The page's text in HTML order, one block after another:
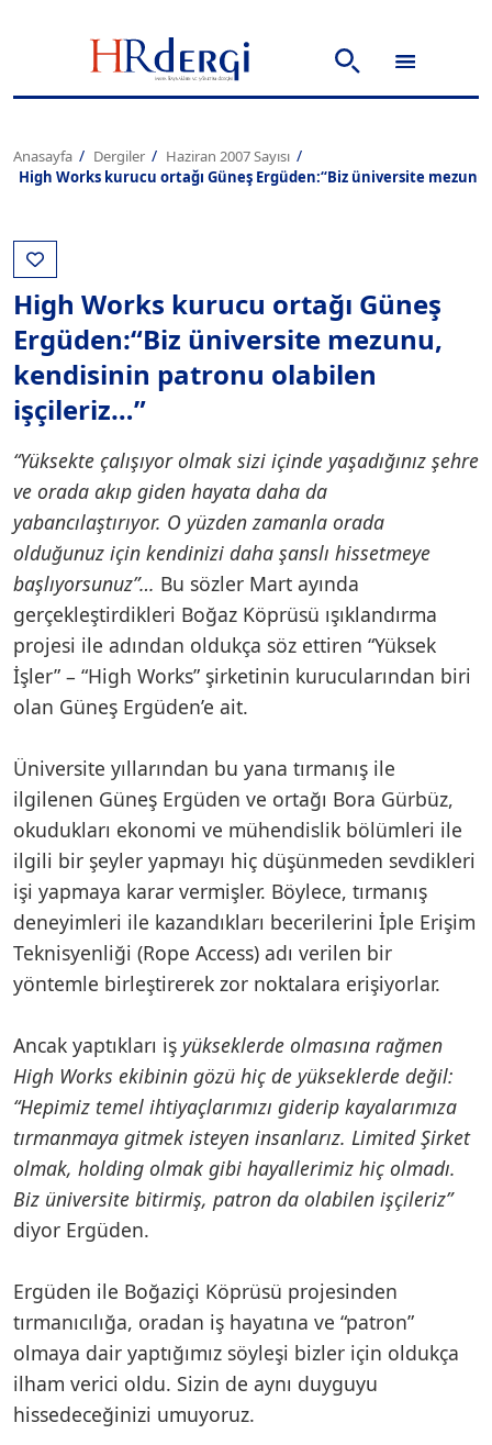
Anasayfa Dergiler
Haziran 2007 Sayısı
High Works kurucu ortağı Güneş Ergüden:“Biz üniversite
High Works kurucu ortağı Güneş
Ergüden:“Biz üniversite mezunu,
kendisinin patronu olabilen
işçileriz…”
“Yüksekte çalışıyor olmak sizi içinde yaşadığınız şehre
ve orada akıp giden hayata daha da
yabancılaştırıyor. O yüzden zamanla orada
olduğunuz için kendinizi daha şanslı hissetmeye
başlıyorsunuz”… Bu sözler Mart ayında
gerçekleştirdikleri Boğaz Köprüsü ışıklandırma
projesi ile adından oldukça söz ettiren “Yüksek
İşler” – “High Works” şirketinin kurucularından biri
olan Güneş Ergüden’e ait.
Üniversite yıllarından bu yana tırmanış ile
ilgilenen Güneş Ergüden ve ortağı Bora Gürbüz,
okudukları ekonomi ve mühendislik bölümleri ile
ilgili bir şeyler yapmayı hiç düşünmeden sevdikleri
işi yapmaya karar vermişler. Böylece, tırmanış
deneyimleri ile kazandıkları becerilerini İple Erişim
Teknisyenliği (Rope Access) adı verilen bir
yöntemle birleştirerek zor noktalara erişiyorlar.
Ancak yaptıkları iş yükseklerde olmasına rağmen
High Works ekibinin gözü hiç de yükseklerde değil:
“Hepimiz temel ihtiyaçlarımızı giderip kayalarımıza
tırmanmaya gitmek isteyen insanlarız. Limited Şirket
olmak, holding olmak gibi hayallerimiz hiç olmadı.
Biz üniversite bitirmiş, patron da olabilen işçileriz”
diyor Ergüden.
Ergüden ile Boğaziçi Köprüsü projesinden
tırmanıcılığa, oradan iş hayatına ve “patron”
olmaya dair yaptığımız söyleşi bizler için oldukça
ilham verici oldu. Sizin de aynı duyguyu
hissedeceğinizi umuyoruz.